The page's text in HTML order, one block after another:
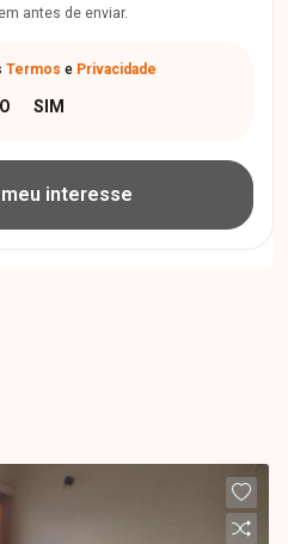
antes de enviar.
Termos e Privacidade
meu interesse